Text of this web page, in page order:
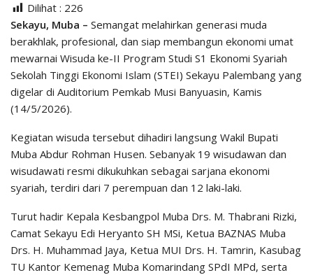
Dilihat : 226
Sekayu, Muba – Semangat melahirkan generasi muda
berakhlak, profesional, dan siap membangun ekonomi umat
mewarnai Wisuda ke-II Program Studi S1 Ekonomi Syariah
Sekolah Tinggi Ekonomi Islam (STEI) Sekayu Palembang yang
digelar di Auditorium Pemkab Musi Banyuasin, Kamis
(14/5/2026).
Kegiatan wisuda tersebut dihadiri langsung Wakil Bupati
Muba Abdur Rohman Husen. Sebanyak 19 wisudawan dan
wisudawati resmi dikukuhkan sebagai sarjana ekonomi
syariah, terdiri dari 7 perempuan dan 12 laki-laki.
Turut hadir Kepala Kesbangpol Muba Drs. M. Thabrani Rizki,
Camat Sekayu Edi Heryanto SH MSi, Ketua BAZNAS Muba
Drs. H. Muhammad Jaya, Ketua MUI Drs. H. Tamrin, Kasubag
TU Kantor Kemenag Muba Komarindang SPdI MPd, serta